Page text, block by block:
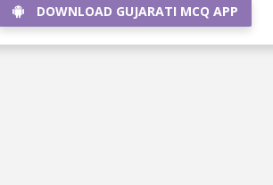
DOWNLOAD GUJARATI MCQ APP